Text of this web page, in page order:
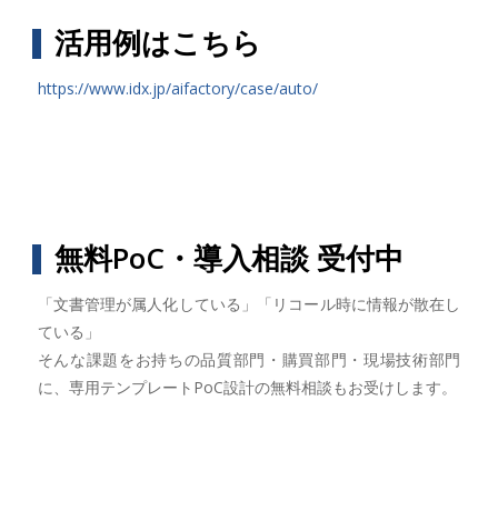
活用例はこちら
https://www.idx.jp/aifactory/case/auto/
無料PoC・導入相談 受付中
「文書管理が属人化している」「リコール時に情報が散在し
ている」
そんな課題をお持ちの品質部門・購買部門・現場技術部門
に、専用テンプレートPoC設計の無料相談もお受けします。